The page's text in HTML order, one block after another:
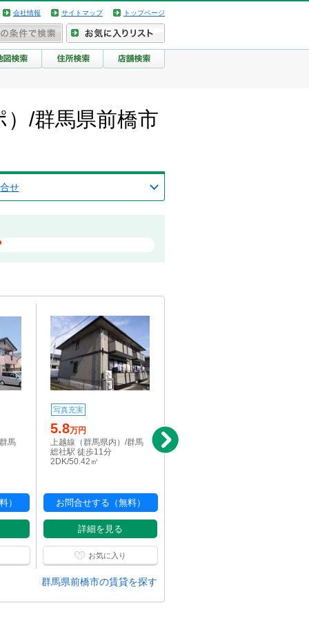
会社情報 サイトマップ トップページ
/群馬県前橋市
せ
馬
）
写真充実
5.8万円
上越線（群馬県内）/群馬
総社駅 徒歩11分
2DK/50.42㎡
お問合せする（無料）
詳細を見る
お気に入り
両毛線/前橋駅 車移動16分
群馬県前橋市の賃貸を探す